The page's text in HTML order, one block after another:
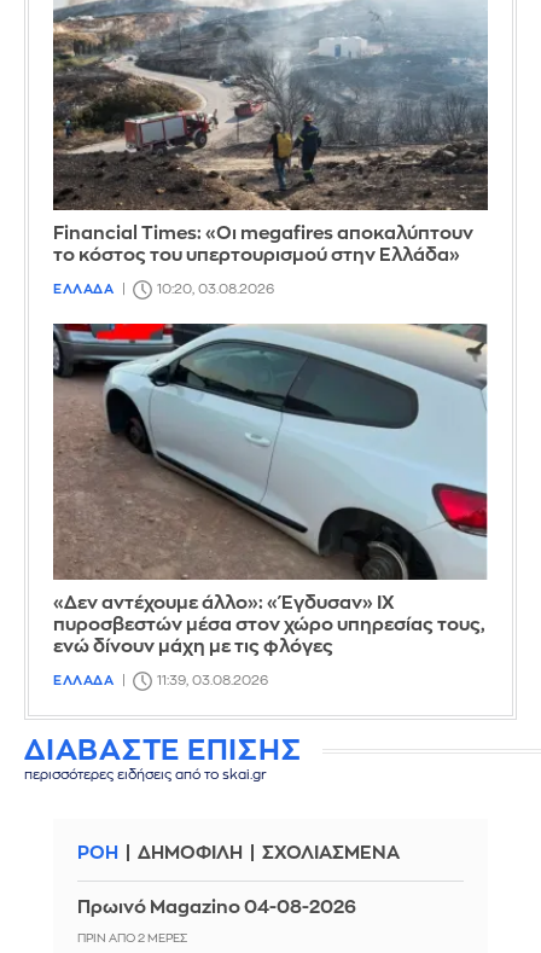
Financial Times: «Οι megafires αποκαλύπτουν
το κόστος του υπερτουρισμού στην Ελλάδα»
ΕΛΛΑΔΑ 10:20, 03.08.2026
«Δεν αντέχουμε άλλο»: «Έγδυσαν» ΙΧ
πυροσβεστών μέσα στον χώρο υπηρεσίας τους,
ενώ δίνουν μάχη με τις φλόγες
ΕΛΛΑΔΑ 11:39, 03.08.2026
ΔΙΑΒΑΣΤΕ ΕΠΙΣΗΣ
περισσότερες ειδήσεις από το skai.gr
ΡΟΗ ΔΗΜΟΦΙΛΗ ΣΧΟΛΙΑΣΜΕΝΑ
Πρωινό Magazino 04-08-2026
ΠΡΙΝ ΑΠΌ 2 ΜΈΡΕΣ